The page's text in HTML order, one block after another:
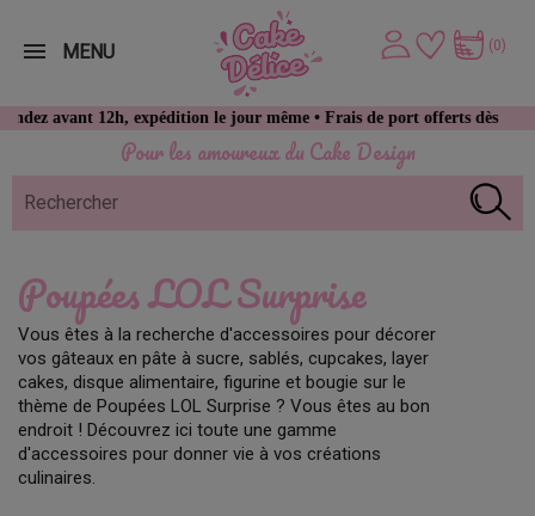
Pour les amoureux du Cake Design
avant 12h, expédition le jour même • Frais de port offerts dès 49 €
(0)
MENU
Poupées LOL Surprise
Vous êtes à la recherche d'accessoires pour décorer
vos gâteaux en pâte à sucre, sablés, cupcakes, layer
cakes, disque alimentaire, figurine et bougie sur le
thème de Poupées LOL Surprise ? Vous êtes au bon
endroit ! Découvrez ici toute une gamme
d'accessoires pour donner vie à vos créations
culinaires.